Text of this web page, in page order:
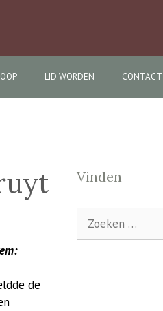
LID WORDEN CONTACT
de
Vinden
naar: